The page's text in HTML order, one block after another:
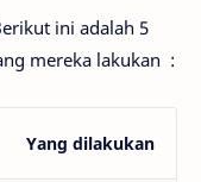
ini adalah 5
mereka lakukan :
Yang dilakukan